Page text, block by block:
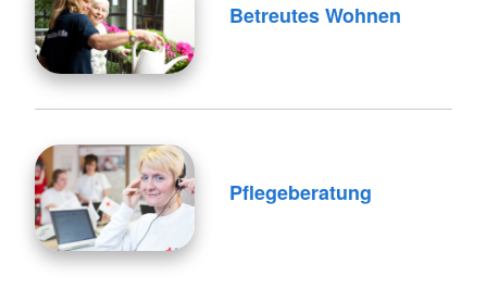
Betreutes Wohnen
Pflegeberatung